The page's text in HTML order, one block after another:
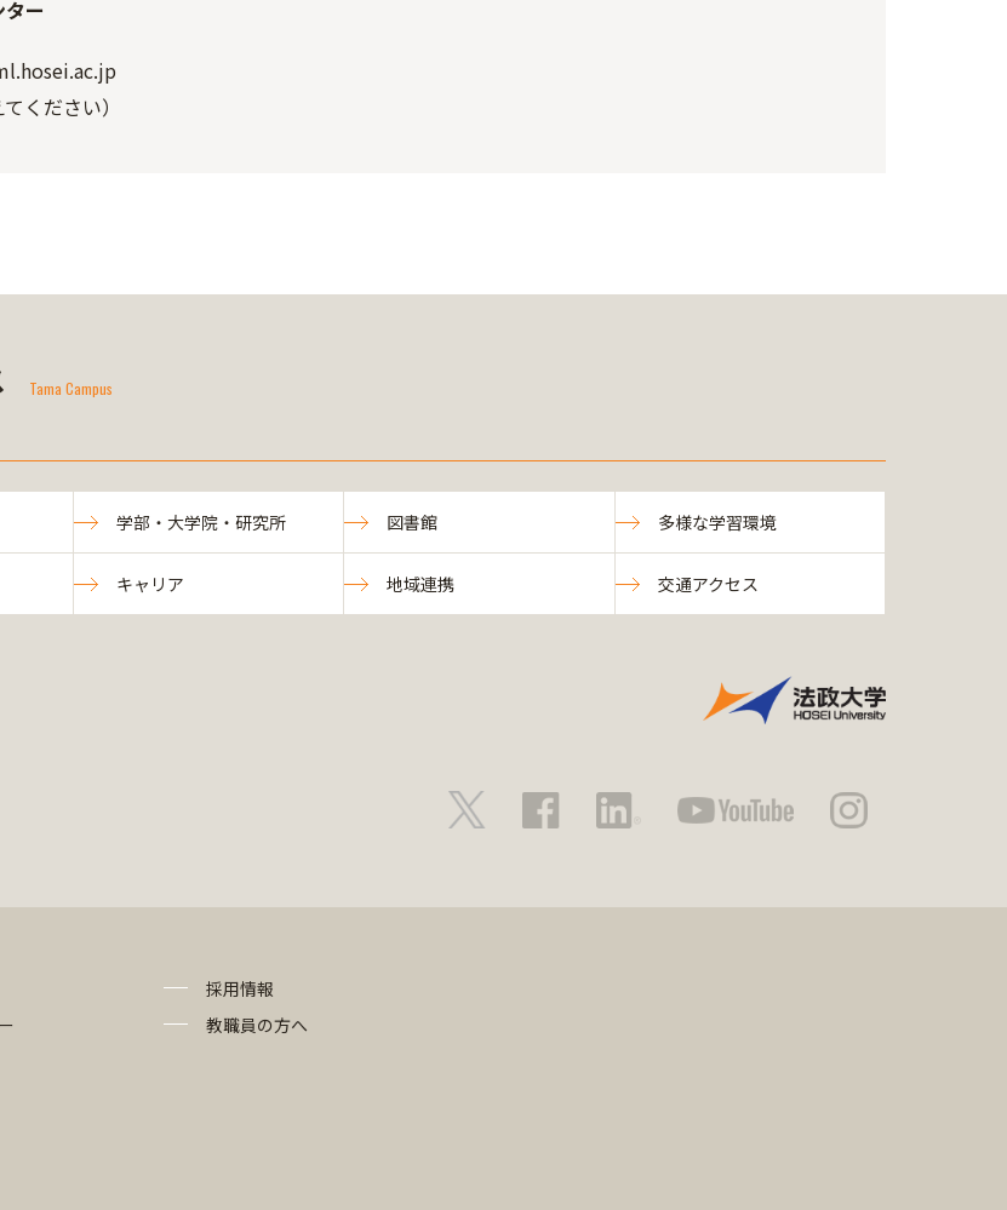
ー
ください）
Tama Campus
学部・大学院・研究所 図書館 多様な学習環境
キャリア 地域連携 交通アクセス
採用情報
教職員の方へ